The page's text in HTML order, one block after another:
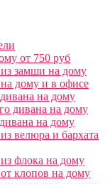
от 750 руб
замши на дому
дому и в офисе
на дому
дивана на дому
на дому
велюра и бархата
флока на дому
клопов на дому